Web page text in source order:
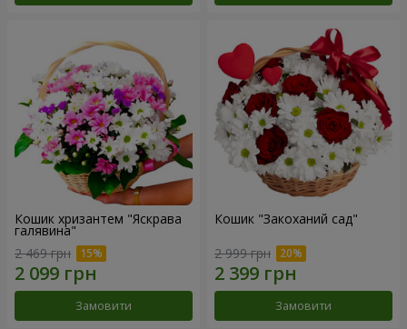
Кошик хризантем "Яскрава
галявина"
2 469 грн
Замовити
Кошик "Закоханий сад"
2 999 грн
Замовити